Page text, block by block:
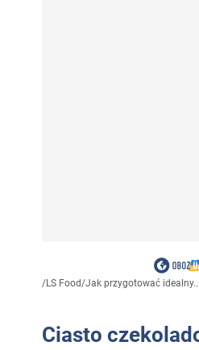
/LS Food/Jak przygotować idealny...
Ciasto